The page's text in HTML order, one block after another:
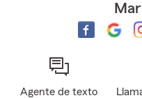
Agente de texto